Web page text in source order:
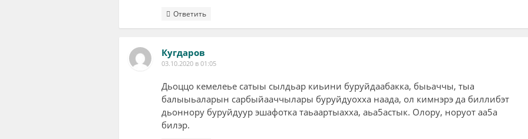
Ответить
Кугдаров
03.10.2020 в 01:05
Дьоццо кемелеье сатыы сылдьар киьини буруйдаабакка, быьаччы, тыа
балыыьаларын сарбыйааччылары буруйдуохха наада, ол кимнэрэ да биллибэт
дьоннору буруйдуур эшафотка таьаартыахха, аьа5астык. Олору, норуот аа5а
билэр.